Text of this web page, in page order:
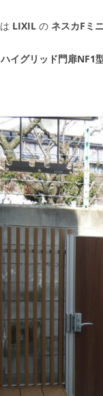
は LIXIL の ネスカFミニ
ハイグリッド門扉NF1